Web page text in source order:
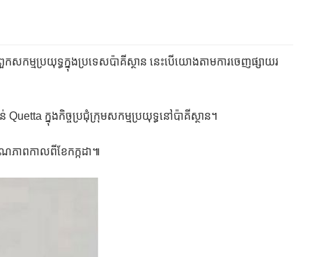
ម្មប្រយុទ្ធ​ក្នុង​ប្រទេស​ប៉ា​គី​ស្ថាន នេះ​បើ​យោងតាម​ការចេញផ្សាយរ​
Quetta ក្នុង​កិច្ចប្រជុំ​ក្រុម​សកម្មប្រយុទ្ធ​នៅ​ប៉ា​គី​ស្ថាន​។​
ភាព​កាលពី​ខែកក្កដា​៕​